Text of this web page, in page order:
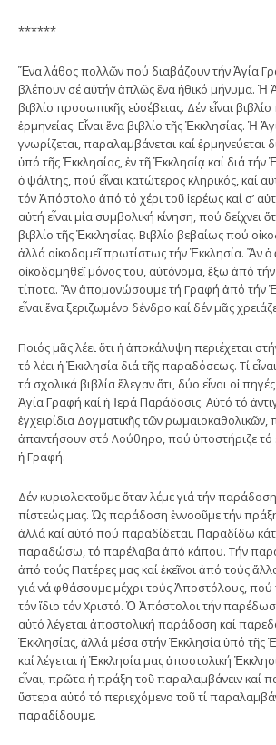
******
Ἕνα λάθος πολλῶν πού διαβάζουν τήν Ἁγία
βλέπουν σέ αὐτήν ἁπλῶς ἕνα ἠθικό μήνυμα. Ἡ
βιβλίο προσωπικῆς εὐσέβειας. Δέν εἶναι
ἑρμηνείας. Εἶναι ἕνα βιβλίο τῆς Ἐκκλησίας. Ἡ
γνωρίζεται, παραλαμβάνεται καί ἑρμηνεύεται
ὑπό τῆς Ἐκκλησίας, ἐν τῆ Ἐκκλησίᾳ καί διά τήν
ὁ ψάλτης, πού εἶναι κατώτερος κληρικός, καί
τόν Ἀπόστολο ἀπό τό χέρι τοῦ ἱερέως καί σ’
αὐτή εἶναι μία συμβολική κίνηση, πού δείχνει
βιβλίο τῆς Ἐκκλησίας. Βιβλίο βεβαίως πού
ἀλλά οἰκοδομεῖ πρωτίστως τήν Ἐκκλησία. Ἄν
οἰκοδομηθεῖ μόνος του, αὐτόνομα, ἔξω ἀπό τήν
τίποτα. Ἄν ἀπομονώσουμε τή Γραφή ἀπό τήν
εἶναι ἕνα ξεριζωμένο δένδρο καί δέν μᾶς
Ποιός μᾶς λέει ὅτι ἡ ἀποκάλυψη περιέχεται
τό λέει ἡ Ἐκκλησία διά τῆς παραδόσεως. Τί
τά σχολικά βιβλία ἔλεγαν ὅτι, δύο εἶναι οἱ
Ἁγία Γραφή καί ἡ Ἱερά Παράδοσις. Αὐτό τό
ἐγχειρίδια Δογματικῆς τῶν
ἀπαντήσουν στό Λούθηρο, πού ὑποστήριζε
ἡ Γραφή.
Δέν κυριολεκτοῦμε ὅταν λέμε γιά τήν
πίστεώς μας. Ὡς παράδοση ἐννοοῦμε τήν
ἀλλά καί αὐτό πού παραδίδεται. Παραδίδω
παραδώσω, τό παρέλαβα ἀπό κάπου. Τήν
ἀπό τούς Πατέρες μας καί ἐκεῖνοι ἀπό τούς
γιά νά φθάσουμε μέχρι τούς Ἀποστόλους,
τόν ἴδιο τόν Χριστό. Ὁ Ἀπόστολοι τήν
αὐτό λέγεται ἀποστολική παράδοση καί
Ἐκκλησίας, ἀλλά μέσα στήν Ἐκκλησία ὑπό τῆς
καί λέγεται ἡ Ἐκκλησία μας ἀποστολική
εἶναι, πρῶτα ἡ πράξη τοῦ παραλαμβάνειν καί
ὕστερα αὐτό τό περιεχόμενο τοῦ τί
παραδίδουμε.